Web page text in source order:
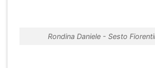
Rondina Daniele - Sesto